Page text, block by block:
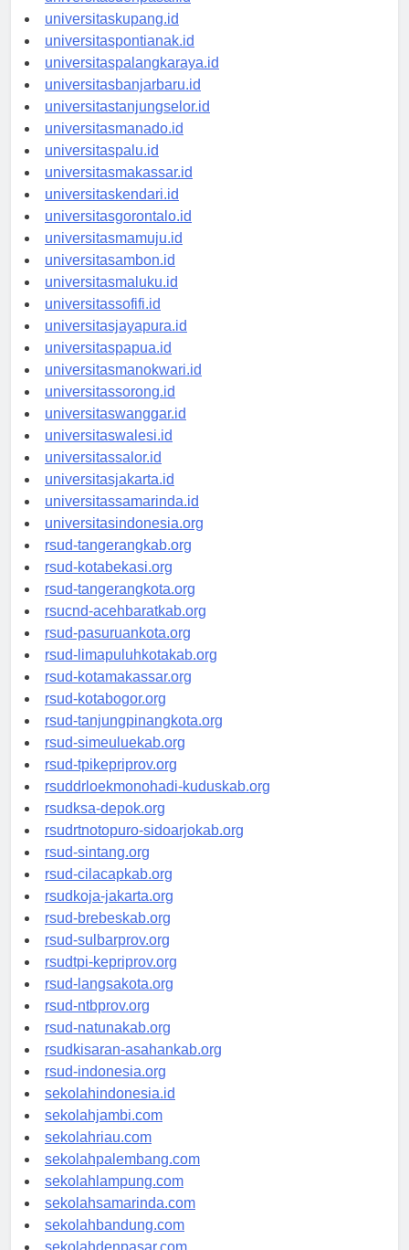
universitasdenpasar.id
universitaskupang.id
universitaspontianak.id
universitaspalangkaraya.id
universitasbanjarbaru.id
universitastanjungselor.id
universitasmanado.id
universitaspalu.id
universitasmakassar.id
universitaskendari.id
universitasgorontalo.id
universitasmamuju.id
universitasambon.id
universitasmaluku.id
universitassofifi.id
universitasjayapura.id
universitaspapua.id
universitasmanokwari.id
universitassorong.id
universitaswanggar.id
universitaswalesi.id
universitassalor.id
universitasjakarta.id
universitassamarinda.id
universitasindonesia.org
rsud-tangerangkab.org
rsud-kotabekasi.org
rsud-tangerangkota.org
rsucnd-acehbaratkab.org
rsud-pasuruankota.org
rsud-limapuluhkotakab.org
rsud-kotamakassar.org
rsud-kotabogor.org
rsud-tanjungpinangkota.org
rsud-simeuluekab.org
rsud-tpikepriprov.org
rsuddrloekmonohadi-kuduskab.org
rsudksa-depok.org
rsudrtnotopuro-sidoarjokab.org
rsud-sintang.org
rsud-cilacapkab.org
rsudkoja-jakarta.org
rsud-brebeskab.org
rsud-sulbarprov.org
rsudtpi-kepriprov.org
rsud-langsakota.org
rsud-ntbprov.org
rsud-natunakab.org
rsudkisaran-asahankab.org
rsud-indonesia.org
sekolahindonesia.id
sekolahjambi.com
sekolahriau.com
sekolahpalembang.com
sekolahlampung.com
sekolahsamarinda.com
sekolahbandung.com